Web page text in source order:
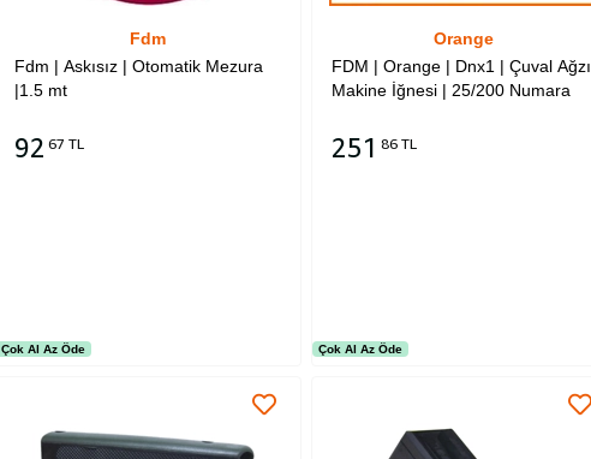
Fdm
Fdm | Askısız | Otomatik Mezura
|1.5 mt
92 67 TL
Çok Al Az Öde
Orange
FDM | Orange | Dnx1 | Çuval Ağzı
Makine İğnesi | 25/200 Numara
251 86 TL
Çok Al Az Öde